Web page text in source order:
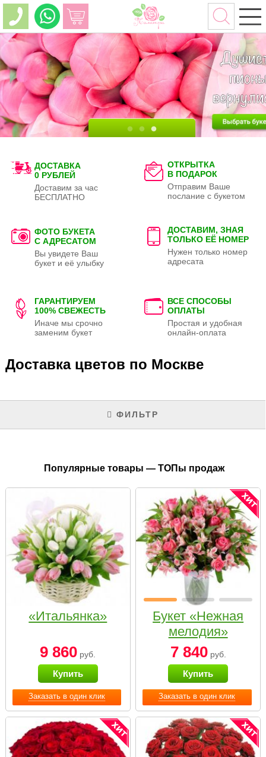
ДОСТАВКА
0 РУБЛЕЙ
Доставим за час
БЕСПЛАТНО
ОТКРЫТКА
В ПОДАРОК
Отправим Ваше
послание с букетом
ФОТО БУКЕТА
С АДРЕСАТОМ
Вы увидете Ваш
букет и её улыбку
ДОСТАВИМ, ЗНАЯ
ТОЛЬКО ЕЁ НОМЕР
Нужен только номер
адресата
ГАРАНТИРУЕМ
100% СВЕЖЕСТЬ
Иначе мы срочно
заменим букет
ВСЕ СПОСОБЫ
ОПЛАТЫ
Простая и удобная
онлайн-оплата
Доставка цветов по Москве
ФИЛЬТР
Популярные товары — ТОПы продаж
Заказать в один клик
«Итальянка»
9 860 руб.
Купить
Заказать в один клик
Букет «Нежная
мелодия»
7 840руб.
Купить